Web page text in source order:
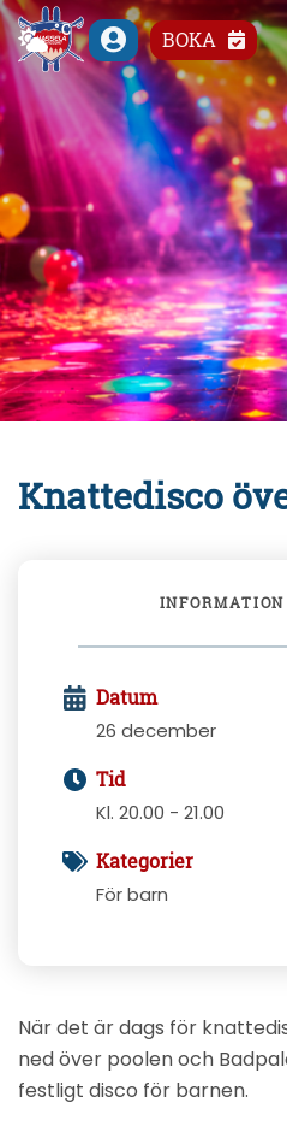
°C BOKA
Knattedisco
INFORMATION
Datum
26 december
Tid
Kl. 20.00 - 21.00
Kategorier
För barn
När det är dags för
ned över poolen och
festligt disco för barnen.